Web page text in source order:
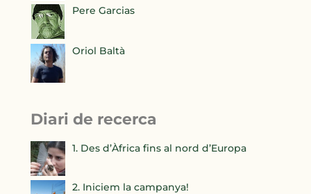
Pere Garcias
Oriol Baltà
Diari de recerca
1. Des d’Àfrica fins al nord d’Europa
2. Iniciem la campanya!